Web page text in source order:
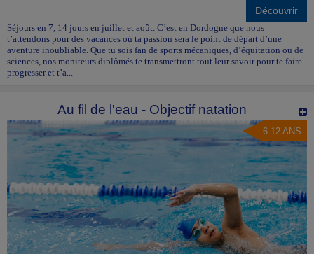
Découvrir
Séjours en 7, 14 jours en juillet et août. C’est en Dordogne que nous
t’attendons pour des vacances où ta passion sera le point de départ d’une
aventure inoubliable. Que tu sois fan de sports mécaniques, d’équitation ou de
sciences, nos moniteurs diplômés te transmettront tout leur savoir pour te faire
progresser et t’a...
Au fil de l'eau - Objectif natation
6-12 ANS